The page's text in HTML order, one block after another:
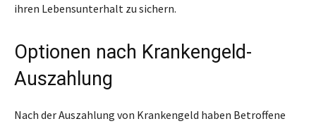
ihren Lebensunterhalt zu sichern.
Optionen nach Krankengeld-
Auszahlung
Nach der Auszahlung von Krankengeld haben Betroffene